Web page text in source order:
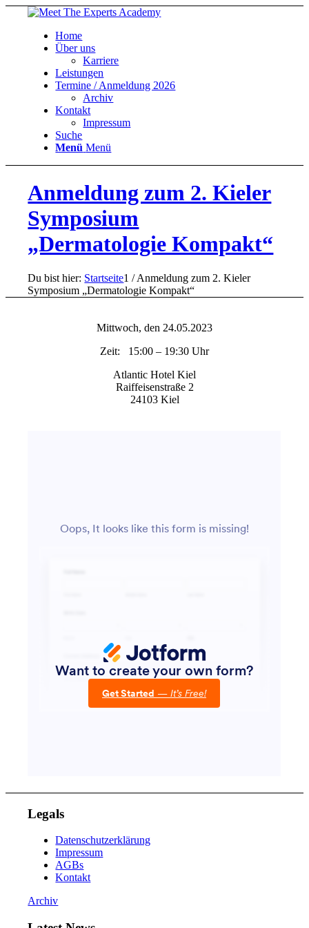
Home
Über uns
Karriere
Leistungen
Termine / Anmeldung 2026
Archiv
Kontakt
Impressum
Suche
Menü Menü
Anmeldung zum 2. Kieler
Symposium
„Dermatologie Kompakt“
Du bist hier: Startseite1 / Anmeldung zum 2. Kieler
Symposium „Dermatologie Kompakt“
Mittwoch, den 24.05.2023
Zeit: 15:00 – 19:30 Uhr
Atlantic Hotel Kiel
Raiffeisenstraße 2
24103 Kiel
Legals
Datenschutzerklärung
Impressum
AGBs
Kontakt
Archiv